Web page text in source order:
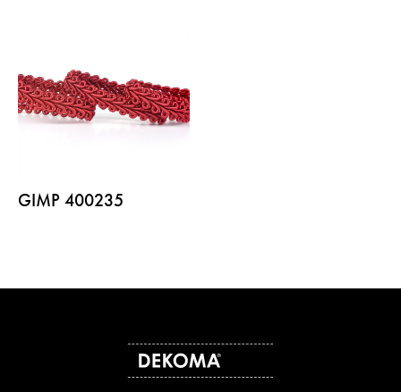
GIMP 400235